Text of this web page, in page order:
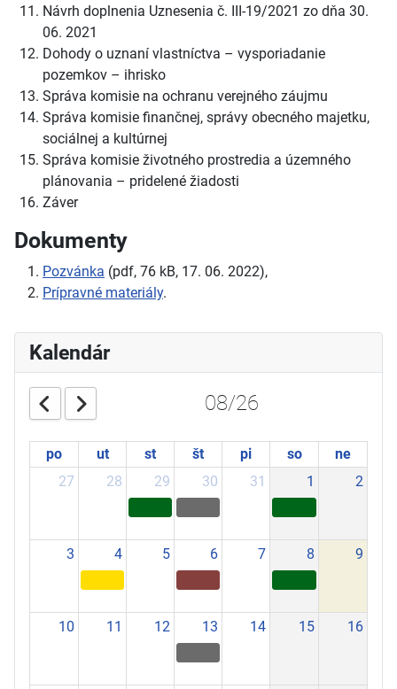
Návrh doplnenia Uznesenia č. III-19/2021 zo dňa 30.
06. 2021
Dohody o uznaní vlastníctva – vysporiadanie
pozemkov – ihrisko
Správa komisie na ochranu verejného záujmu
Správa komisie finančnej, správy obecného majetku,
sociálnej a kultúrnej
Správa komisie životného prostredia a územného
plánovania – pridelené žiadosti
Záver
Dokumenty
Pozvánka (pdf, 76 kB, 17. 06. 2022),
Prípravné materiály.
Kalendár
08/26
po ut st št pi so
ne
27
28 29 30 31 1 2
3 4 5 6 7 8 9
10 11 12 13 14 15 16